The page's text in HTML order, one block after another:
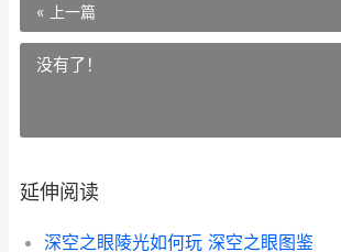
« 上一篇
没有了！
延伸阅读
深空之眼陵光如何玩 深空之眼图鉴